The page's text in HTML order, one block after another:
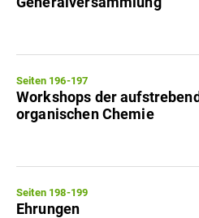
Seiten 196-197
Workshops der
organischen Chemie
Seiten 198-199
Ehrungen